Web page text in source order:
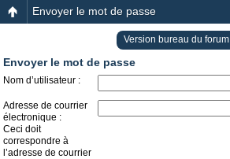
Envoyer le mot de passe
Version bureau du forum
Envoyer le mot de passe
Nom d’utilisateur :
Adresse de courrier
électronique :
Ceci doit
correspondre à
l’adresse de courrier